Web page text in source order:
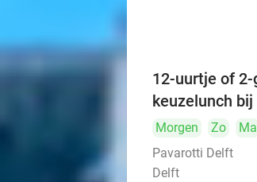
12-uurtje of 2-
keuzelunch
Morgen Zo Ma
Pavarotti Delft
Delft